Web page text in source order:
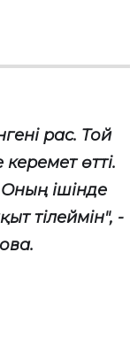
рас. Той
өтті.
ішінде
тілеймін", -